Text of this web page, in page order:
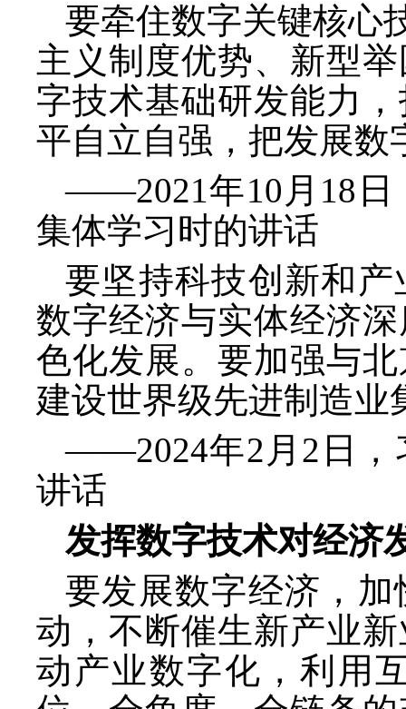
要牵住数字关键核心
主义制度优势、新型
字技术基础研发能力
平自立自强，把发展数
——2021年10月18日
集体学习时的讲话
要坚持科技创新和
数字经济与实体经济
色化发展。要加强与
建设世界级先进制造业
——2024年2月2日，
讲话
发挥数字技术对经济
要发展数字经济，
动，不断催生新产业
动产业数字化，利用